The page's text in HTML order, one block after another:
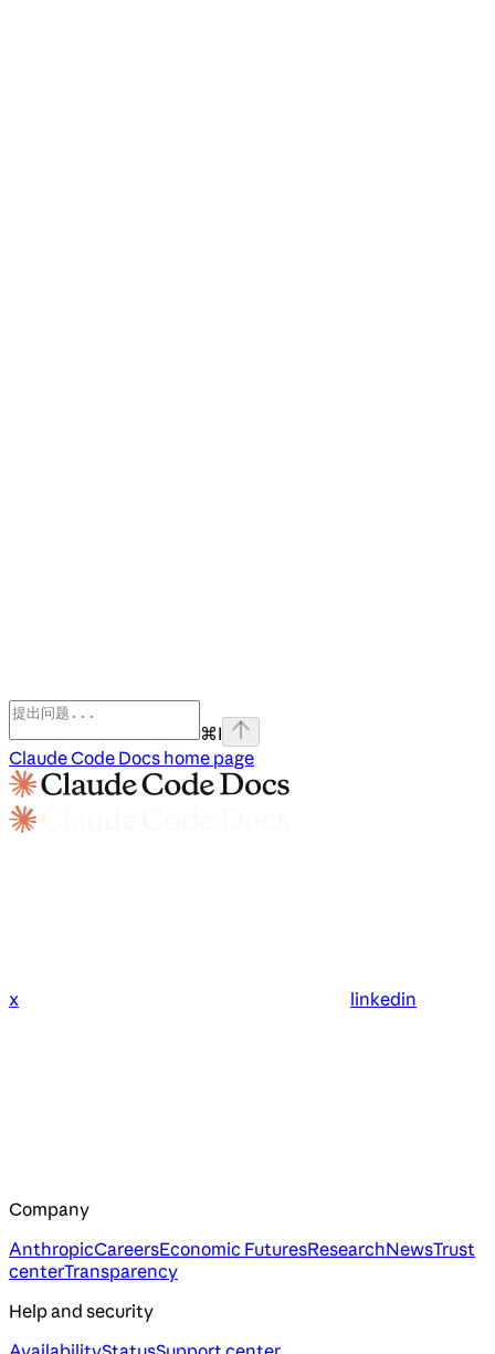
⌘I
Claude Code Docs home page
x linkedin
Company
AnthropicCareersEconomic FuturesResearchNewsTrust
centerTransparency
Help and security